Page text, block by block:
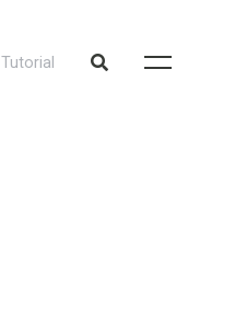
Tutorial